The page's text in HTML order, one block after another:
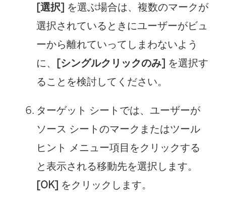
[選択] を選ぶ場合は、複数のマークが
選択されているときにユーザーがビュ
ーから離れていってしまわないよう
に、 [シングルクリックのみ] を選択す
ることを検討してください。
ターゲット シートでは、ユーザーが
ソース シートのマークまたはツール
ヒント メニュー項目をクリックする
と表示される移動先を選択します。
[OK] をクリックします。